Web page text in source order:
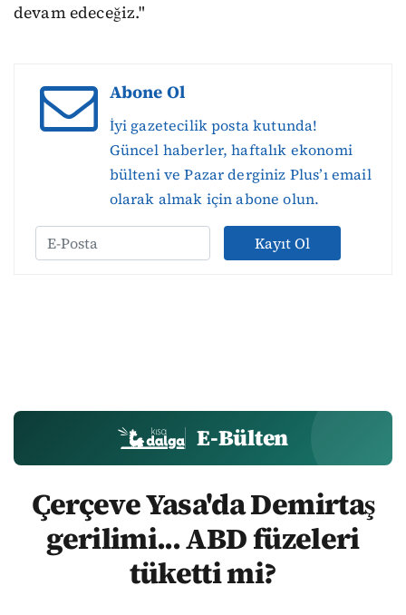
devam edeceğiz."
Abone Ol
İyi gazetecilik posta kutunda!
Güncel haberler, haftalık ekonomi
bülteni ve Pazar derginiz Plus’ı email
olarak almak için abone olun.
Kayıt Ol
E-Bülten
Çerçeve Yasa'da Demirtaş
gerilimi... ABD füzeleri
tüketti mi?